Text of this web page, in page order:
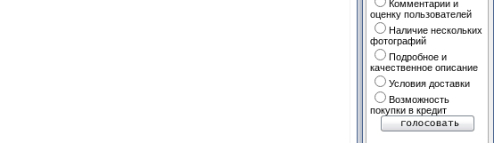
Комментарии и
оценку пользователей
Наличие нескольких
фотографий
Подробное и
качественное описание
Условия доставки
Возможность
покупки в кредит